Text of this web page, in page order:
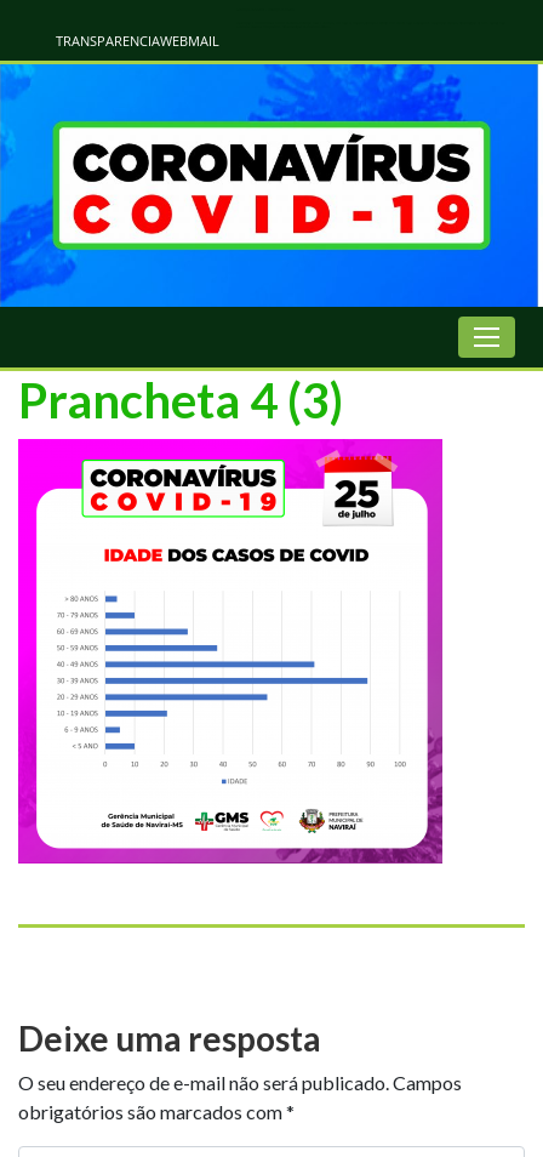
TRANSPARENCIAWEBMAIL
Prancheta 4 (3)
Deixe uma resposta
O seu endereço de e-mail não será publicado.Campos
obrigatórios são marcados com*